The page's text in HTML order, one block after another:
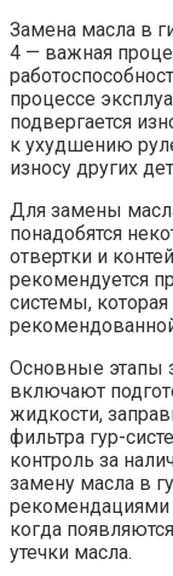
Замена масла в
4 — важная
процессе
подвергается
к ухудшению
износу других
Для замены
понадобятся
отвертки и
рекомендуется
системы,
Основные этапы
включают
жидкости,
фильтра гур-
контроль за
замену масла в
рекомендациями
когда
утечки масла.